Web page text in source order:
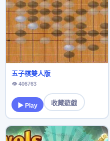
五子棋雙人版
👁 406763
▶ Play 收藏遊戲